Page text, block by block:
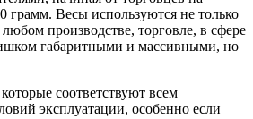
Весы используются не только
производстве, торговле, в сфере
габаритными и массивными, но
соответствуют всем
эксплуатации, особенно если